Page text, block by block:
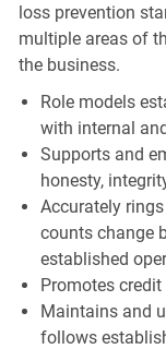
loss prevention
multiple areas of
the business.
Role models
with internal
Supports and
honesty,
Accurately
counts change
established
Promotes
Maintains and
follows